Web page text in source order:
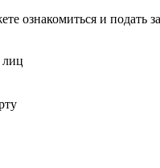
ознакомиться и подать
лиц